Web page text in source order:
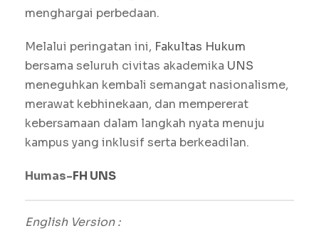
menghargai perbedaan.
Melalui peringatan ini, Fakultas Hukum
bersama seluruh civitas akademika UNS
meneguhkan kembali semangat nasionalisme,
merawat kebhinekaan, dan mempererat
kebersamaan dalam langkah nyata menuju
kampus yang inklusif serta berkeadilan.
Humas-FH UNS
English Version :